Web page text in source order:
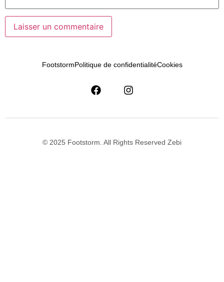
FootstormPolitique de confidentialitéCookies
© 2025 Footstorm. All Rights Reserved Zebi